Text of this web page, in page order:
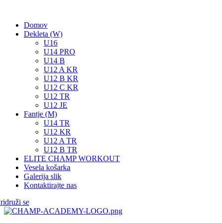
Domov
Dekleta (W)
U16
U14 PRO
U14 B
U12 A KR
U12 B KR
U12 C KR
U12 TR
U12 JE
Fantje (M)
U14 TR
U12 KR
U12 A TR
U12 B TR
ELITE CHAMP WORKOUT
Vesela košarka
Galerija slik
Kontaktirajte nas
se